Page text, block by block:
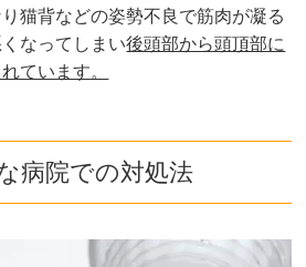
猫背などの姿勢不良で筋肉が凝る
なってしまい後頭部から頭頂部に
ています。
病院での対処法